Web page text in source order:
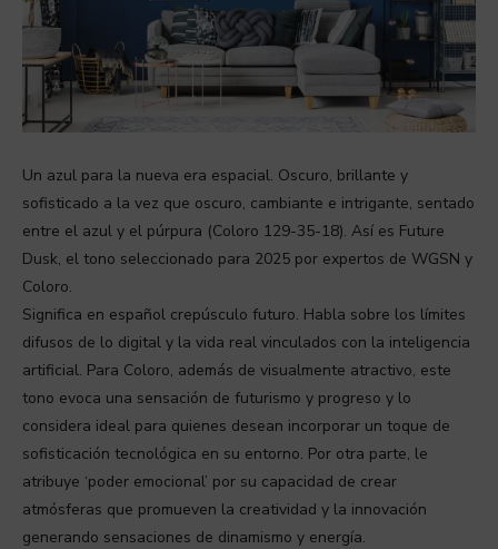
Un azul para la nueva era espacial. Oscuro, brillante y
sofisticado a la vez que oscuro, cambiante e intrigante, sentado
entre el azul y el púrpura (Coloro 129-35-18). Así es Future
Dusk, el tono seleccionado para 2025 por expertos de WGSN y
Coloro.
Significa en español crepúsculo futuro. Habla sobre los límites
difusos de lo digital y la vida real vinculados con la inteligencia
artificial. Para Coloro, además de visualmente atractivo, este
tono evoca una sensación de futurismo y progreso y lo
considera ideal para quienes desean incorporar un toque de
sofisticación tecnológica en su entorno. Por otra parte, le
atribuye ‘poder emocional’ por su capacidad de crear
atmósferas que promueven la creatividad y la innovación
generando sensaciones de dinamismo y energía.